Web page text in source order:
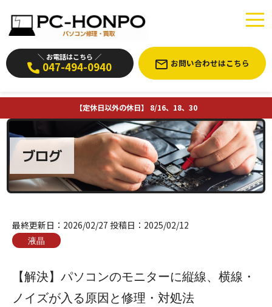
＼ お電話はこちら ／
047-494-0940 お問い合わせはこちら
【定休日以外の休日】 8/16、18、30
ブログ
最終更新日： 2026/02/27 投稿日： 2025/02/12
液晶
【解決】パソコンのモニターに縦線、横線・
ノイズが入る原因と修理・対処法